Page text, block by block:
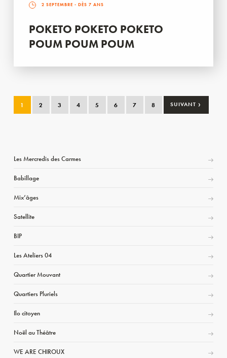
2 SEPTEMBRE - DÈS 7 ANS
POKETO POKETO POKETO
POUM POUM POUM
1 2 3 4 5 6 7 8 SUIVANT ›
Les Mercredis des Carmes
Babillage
Mix’âges
Satellite
BIP
Les Ateliers 04
Quartier Mouvant
Quartiers Pluriels
Ilo citoyen
Noël au Théâtre
WE ARE CHIROUX